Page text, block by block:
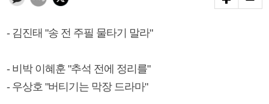
- 김진태 "송 전 주필 물타기 말라"
- 비박 이혜훈 "추석 전에 정리를"
- 우상호 "버티기는 막장 드라마"